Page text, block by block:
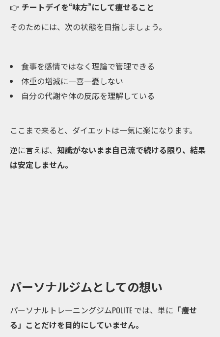
👉 チートデイを“味方”にして痩せること
そのためには、次の状態を目指しましょう。
食事を感情ではなく理論で管理できる
体重の増減に一喜一憂しない
自分の代謝や体の反応を理解している
ここまで来ると、ダイエットは一気に楽になります。
逆に言えば、 知識がないまま自己流で続ける限り、結果
は安定しません。
パーソナルジムとしての想い
パーソナルトレーニングジムPOLITE では、単に 「痩せ
る」ことだけを目的にしていません。